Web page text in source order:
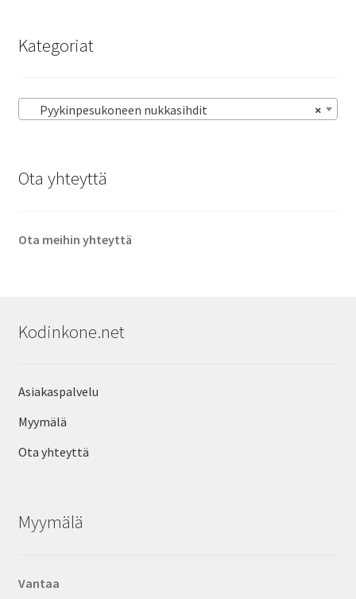
Kategoriat
×
Pyykinpesukoneen nukkasihdit
Ota yhteyttä
Ota meihin yhteyttä
Kodinkone.net
Asiakaspalvelu
Myymälä
Ota yhteyttä
Myymälä
Vantaa